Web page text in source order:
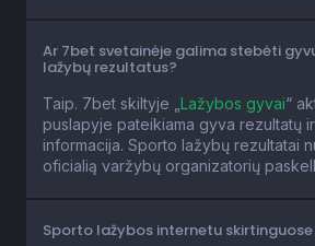
Ar 7bet svetainėje galima stebėti
lažybų rezultatus?
Taip. 7bet skiltyje „ Lažybos gyvai“
puslapyje pateikiama gyva rezultatų
informacija. Sporto lažybų rezultatai
oficialią varžybų organizatorių
Sporto lažybos internetu